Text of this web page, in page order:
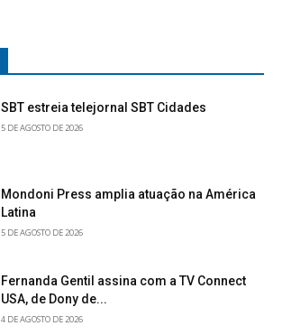
SBT estreia telejornal SBT Cidades
5 DE AGOSTO DE 2026
Mondoni Press amplia atuação na América
Latina
5 DE AGOSTO DE 2026
Fernanda Gentil assina com a TV Connect
USA, de Dony de...
4 DE AGOSTO DE 2026